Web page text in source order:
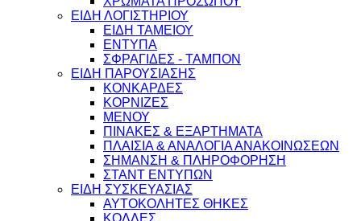
ΕΙΔΗ ΛΟΓΙΣΤΗΡΙΟΥ
ΕΙΔΗ ΤΑΜΕΙΟΥ
ΕΝΤΥΠΑ
ΣΦΡΑΓΙΔΕΣ - ΤΑΜΠΟΝ
ΕΙΔΗ ΠΑΡΟΥΣΙΑΣΗΣ
ΚΟΝΚΑΡΔΕΣ
ΚΟΡΝΙΖΕΣ
ΜΕΝΟΥ
ΠΙΝΑΚΕΣ & ΕΞΑΡΤΗΜΑΤΑ
ΠΛΑΙΣΙΑ & ΑΝΑΛΟΓΙΑ ΑΝΑΚΟΙΝΩΣΕΩΝ
ΣΗΜΑΝΣΗ & ΠΛΗΡΟΦΟΡΗΣΗ
ΣΤΑΝΤ ΕΝΤΥΠΩΝ
ΕΙΔΗ ΣΥΣΚΕΥΑΣΙΑΣ
ΑΥΤΟΚΟΛΗΤΕΣ ΘΗΚΕΣ
ΚΟΛΛΕΣ